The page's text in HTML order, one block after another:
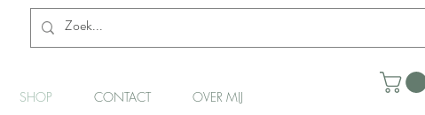
SHOP CONTACT OVER MIJ